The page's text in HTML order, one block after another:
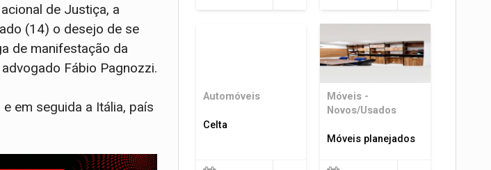
de Justiça, a
(14) o desejo de se
de manifestação da
Fábio Pagnozzi.
em seguida a Itália, país
Automóveis
Celta
Móveis -
Novos/Usados
Móveis planejados